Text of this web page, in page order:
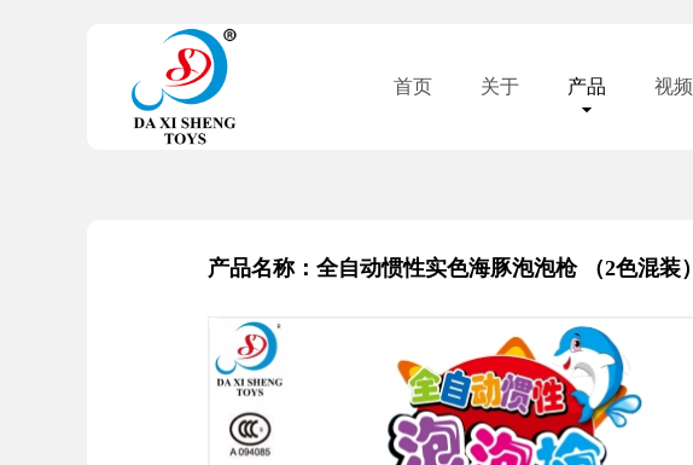
首页 关于 产品 视频
产品名称：全自动惯性实色海豚泡泡枪 （2色混装）